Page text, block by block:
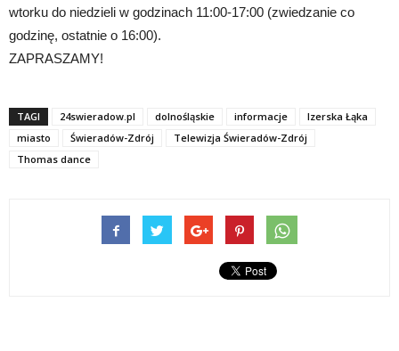
wtorku do niedzieli w godzinach 11:00-17:00 (zwiedzanie co
godzinę, ostatnie o 16:00).
ZAPRASZAMY!
TAGI 24swieradow.pl dolnośląskie informacje
Izerska Łąka
miasto
Świeradów-Zdrój
Telewizja Świeradów-Zdrój
Thomas dance